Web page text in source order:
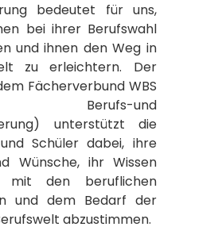
bedeutet für uns,
bei ihrer Berufswahl
und ihnen den Weg in
zu erleichtern. Der
Fächerverbund WBS
Berufs-und
unterstützt die
Schüler dabei, ihre
Wünsche, ihr Wissen
mit den beruflichen
und dem Bedarf der
abzustimmen.